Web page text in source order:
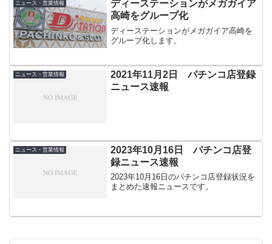
ニュース・営業情報
ディーステーションがメガガイア
高崎をグループ化
ディーステーションがメガガイア高崎を
グループ化します。
ニュース・営業情報
2021年11月2日 パチンコ店登録
ニュース速報
ニュース・営業情報
2023年10月16日 パチンコ店登
録ニュース速報
2023年10月16日のパチンコ店登録状況を
まとめた速報ニュースです。